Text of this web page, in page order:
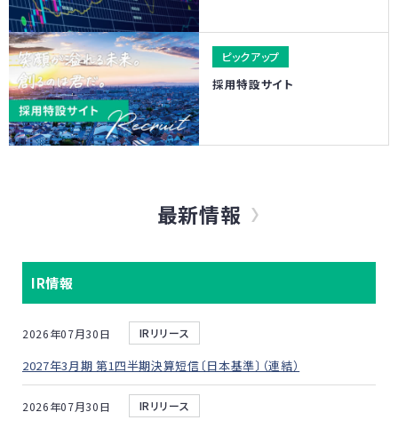
採用特設サイト
最新情報
IR情報
2026年07月30日 IRリリース
2027年3月期 第1四半期決算短信〔日本基準〕（連結）
2026年07月30日 IRリリース